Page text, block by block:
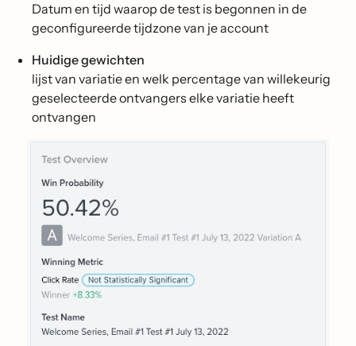
Datum en tijd waarop de test is begonnen in de
geconfigureerde tijdzone van je account
Huidige gewichten
lijst van variatie en welk percentage van willekeurig
geselecteerde ontvangers elke variatie heeft
ontvangen